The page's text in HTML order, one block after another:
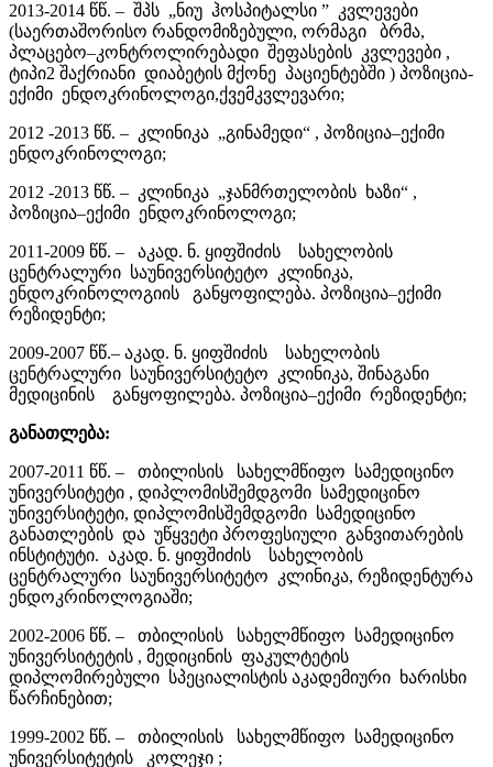
2013-2014 წწ. – შპს „ნიუ ჰოსპიტალსი ” კვლევები
(საერთაშორისო რანდომიზებული, ორმაგი ბრმა,
პლაცებო–კონტროლირებადი შეფასების კვლევები ,
ტიპი2 შაქრიანი დიაბეტის მქონე პაციენტებში ) პოზიცია-
ექიმი ენდოკრინოლოგი,ქვემკვლევარი;
2012 -2013 წწ. – კლინიკა „გინამედი“ , პოზიცია–ექიმი
ენდოკრინოლოგი;
2012 -2013 წწ. – კლინიკა „ჯანმრთელობის ხაზი“ ,
პოზიცია–ექიმი ენდოკრინოლოგი;
2011-2009 წწ. – აკად. ნ. ყიფშიძის სახელობის
ცენტრალური საუნივერსიტეტო კლინიკა,
ენდოკრინოლოგიის განყოფილება. პოზიცია–ექიმი
რეზიდენტი;
2009-2007 წწ.– აკად. ნ. ყიფშიძის სახელობის
ცენტრალური საუნივერსიტეტო კლინიკა, შინაგანი
მედიცინის განყოფილება. პოზიცია–ექიმი რეზიდენტი;
განათლება:
2007-2011 წწ. – თბილისის სახელმწიფო სამედიცინო
უნივერსიტეტი , დიპლომისშემდგომი სამედიცინო
უნივერსიტეტი, დიპლომისშემდგომი სამედიცინო
განათლების და უწყვეტი პროფესიული განვითარების
ინსტიტუტი. აკად. ნ. ყიფშიძის სახელობის
ცენტრალური საუნივერსიტეტო კლინიკა, რეზიდენტურა
ენდოკრინოლოგიაში;
2002-2006 წწ. – თბილისის სახელმწიფო სამედიცინო
უნივერსიტეტის , მედიცინის ფაკულტეტის
დიპლომირებული სპეციალისტის აკადემიური ხარისხი
წარჩინებით;
1999-2002 წწ. – თბილისის სახელმწიფო სამედიცინო
უნივერსიტეტის კოლეჯი ;